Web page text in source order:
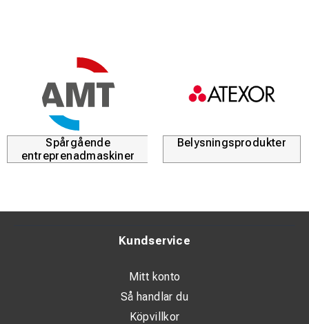
Spårgående
entreprenadmaskiner
Belysningsprodukter
Kundservice
Mitt konto
Så handlar du
Köpvillkor